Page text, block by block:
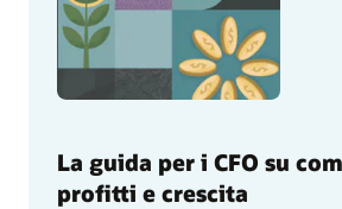
La guida per i CFO su
profitti e crescita